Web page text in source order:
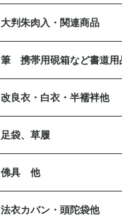
大判朱肉入・関連商品
大判朱肉入
詰替用朱肉
印じょく台
堆朱印盒
補充用液
筆 携帯用硯箱など書道用
携帯用硯箱
小筆
中筆
太筆
墨池
筆掛け
筆立
硯
墨汁
改良衣・白衣・半襦袢他
改良衣
作務衣・掲載一時停止中
白衣・掲載一時停止中
半襦袢・掲載一時停止中
マジック帯
羽織・半纏・販売終了
下着
防寒カバー・販売終了
法衣箪笥・販売終了
足袋、草履
足袋
草履
佛具 他
法要台
戒名用紙入
印金
見台>自在見台
六角畳台
笏
絡子環
傘
ペーパーハンガー
ワイヤレスアンプ関連商品
拡声器>ハンズフリー拡声器
仏具洗浄液
案内板・パンフレッドスタ
法衣カバン・頭陀袋他